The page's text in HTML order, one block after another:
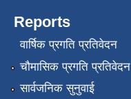
Reports
वार्षिक प्रगति प्रतिवेदन
चौमासिक प्रगति प्रतिवेदन
सार्वजनिक सुनुवाई